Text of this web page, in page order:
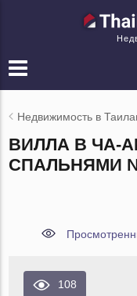
Недвижимость в
ВИЛЛА В ЧА-
СПАЛЬНЯМИ №
108